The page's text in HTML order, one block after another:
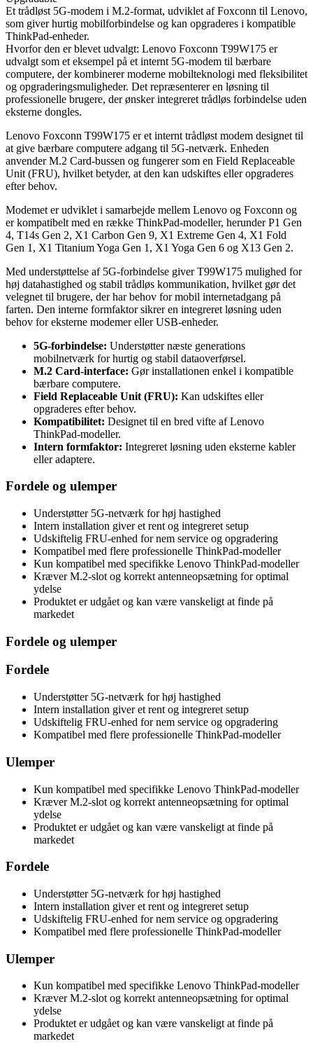
Et trådløst 5G-modem i M.2-format, udviklet af Foxconn til Lenovo,
som giver hurtig mobilforbindelse og kan opgraderes i kompatible
ThinkPad-enheder.
Hvorfor den er blevet udvalgt: Lenovo Foxconn T99W175 er
udvalgt som et eksempel på et internt 5G-modem til bærbare
computere, der kombinerer moderne mobilteknologi med fleksibilitet
og opgraderingsmuligheder. Det repræsenterer en løsning til
professionelle brugere, der ønsker integreret trådløs forbindelse uden
eksterne dongles.
Lenovo Foxconn T99W175 er et internt trådløst modem designet til
at give bærbare computere adgang til 5G-netværk. Enheden
anvender M.2 Card-bussen og fungerer som en Field Replaceable
Unit (FRU), hvilket betyder, at den kan udskiftes eller opgraderes
efter behov.
Modemet er udviklet i samarbejde mellem Lenovo og Foxconn og
er kompatibelt med en række ThinkPad-modeller, herunder P1 Gen
4, T14s Gen 2, X1 Carbon Gen 9, X1 Extreme Gen 4, X1 Fold
Gen 1, X1 Titanium Yoga Gen 1, X1 Yoga Gen 6 og X13 Gen 2.
Med understøttelse af 5G-forbindelse giver T99W175 mulighed for
høj datahastighed og stabil trådløs kommunikation, hvilket gør det
velegnet til brugere, der har behov for mobil internetadgang på
farten. Den interne formfaktor sikrer en integreret løsning uden
behov for eksterne modemer eller USB-enheder.
5G-forbindelse: Understøtter næste generations
mobilnetværk for hurtig og stabil dataoverførsel.
M.2 Card-interface: Gør installationen enkel i kompatible
bærbare computere.
Field Replaceable Unit (FRU): Kan udskiftes eller
opgraderes efter behov.
Kompatibilitet: Designet til en bred vifte af Lenovo
ThinkPad-modeller.
Intern formfaktor: Integreret løsning uden eksterne kabler
eller adaptere.
Fordele og ulemper
Understøtter 5G-netværk for høj hastighed
Intern installation giver et rent og integreret setup
Udskiftelig FRU-enhed for nem service og opgradering
Kompatibel med flere professionelle ThinkPad-modeller
Kun kompatibel med specifikke Lenovo ThinkPad-modeller
Kræver M.2-slot og korrekt antenneopsætning for optimal
ydelse
Produktet er udgået og kan være vanskeligt at finde på
markedet
Fordele og ulemper
Fordele
Understøtter 5G-netværk for høj hastighed
Intern installation giver et rent og integreret setup
Udskiftelig FRU-enhed for nem service og opgradering
Kompatibel med flere professionelle ThinkPad-modeller
Ulemper
Kun kompatibel med specifikke Lenovo ThinkPad-modeller
Kræver M.2-slot og korrekt antenneopsætning for optimal
ydelse
Produktet er udgået og kan være vanskeligt at finde på
markedet
Fordele
Understøtter 5G-netværk for høj hastighed
Intern installation giver et rent og integreret setup
Udskiftelig FRU-enhed for nem service og opgradering
Kompatibel med flere professionelle ThinkPad-modeller
Ulemper
Kun kompatibel med specifikke Lenovo ThinkPad-modeller
Kræver M.2-slot og korrekt antenneopsætning for optimal
ydelse
Produktet er udgået og kan være vanskeligt at finde på
markedet